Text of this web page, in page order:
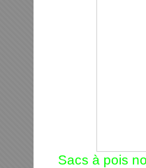
Sacs à pois